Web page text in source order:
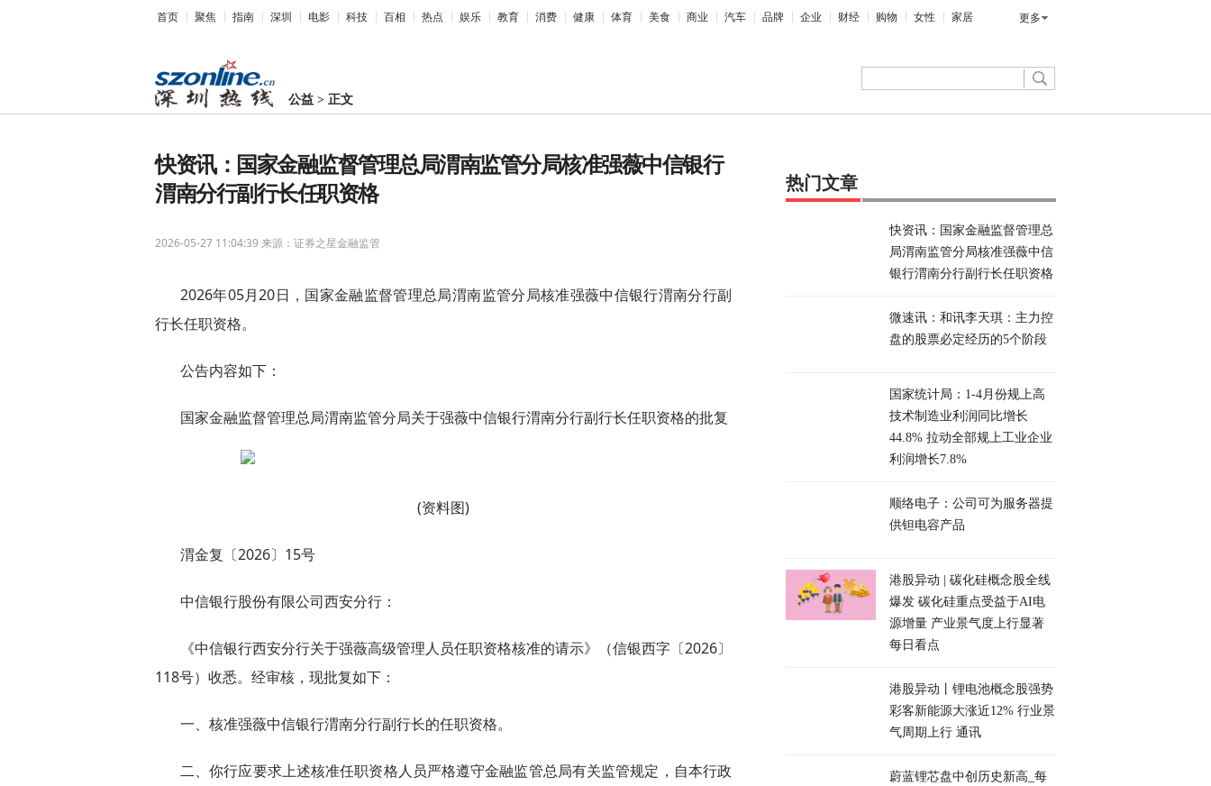
首页 聚焦 指南 深圳 电影 科技 百相 热点 娱乐 教育 消费 健康 体育 美食 商业 汽车 品牌 企业 财经 购物 女性 家居 更多
公益 >正文
快资讯：国家金融监督管理总局渭南监管分局核准强薇中信银行
渭南分行副行长任职资格
2026-05-27 11:04:39 来源：证券之星金融监管
2026年05月20日，国家金融监督管理总局渭南监管分局核准强薇中信银行渭南分行副
行长任职资格。
公告内容如下：
国家金融监督管理总局渭南监管分局关于强薇中信银行渭南分行副行长任职资格的批复
(资料图)
渭金复〔2026〕15号
中信银行股份有限公司西安分行：
《中信银行西安分行关于强薇高级管理人员任职资格核准的请示》（信银西字〔2026〕
118号）收悉。经审核，现批复如下：
一、核准强薇中信银行渭南分行副行长的任职资格。
二、你行应要求上述核准任职资格人员严格遵守金融监管总局有关监管规定，自本行政
热门文章
快资讯：国家金融监督管理总
局渭南监管分局核准强薇中信
银行渭南分行副行长任职资格
微速讯：和讯李天琪：主力控
盘的股票必定经历的5个阶段
国家统计局：1-4月份规上高
技术制造业利润同比增长
44.8% 拉动全部规上工业企业
利润增长7.8%
顺络电子：公司可为服务器提
供钽电容产品
港股异动 | 碳化硅概念股全线
爆发 碳化硅重点受益于AI电
源增量 产业景气度上行显著
每日看点
港股异动丨锂电池概念股强势
彩客新能源大涨近12% 行业景
气周期上行 通讯
蔚蓝锂芯盘中创历史新高_每